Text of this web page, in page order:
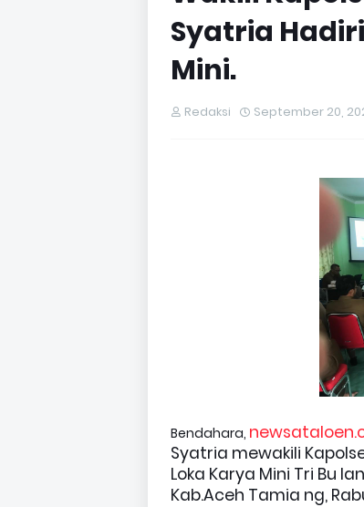
Syatria
Mini.
Redaksi September 20,
Bendahara,
Syatria mewakili
Loka Karya Mini Tri Bu
Kab.Aceh Tamia ng,